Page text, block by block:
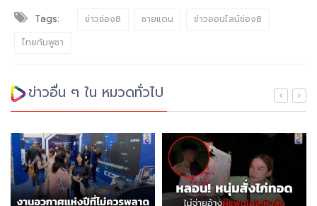
Tags: ข่าวช่อง8 ชายแดน
ข่าวออนไลน์ช่อง8
ไทยกัมพูชา
ข่าวอื่น ๆ ใน หมวดทั่วไป